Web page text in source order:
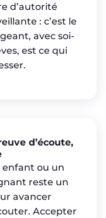
d’autorité
: c’est le
avec soi-
est ce qui
d’écoute,
enfant ou un
reste un
avancer
Accepter